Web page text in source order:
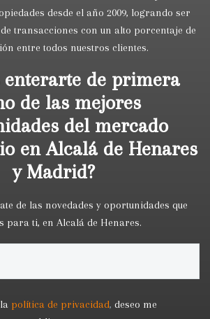
desde el año 2009, logrando ser
transacciones con un alto porcentaje de
entre todos nuestros clientes.
enterarte de primera
de las mejores
del mercado
en Alcalá de Henares
y Madrid?
de las novedades y oportunidades que
para ti, en Alcalá de Henares.
política de privacidad, deseo me